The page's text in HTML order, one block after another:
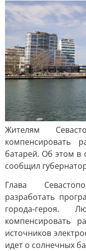
Жителям
компенсировать
батарей. Об этом в
сообщил
Глава
разработать
города-героя.
компенсировать
источников
идет о солнечных